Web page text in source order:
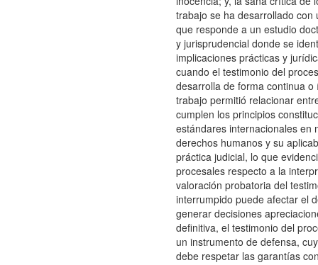
trabajo se ha desarrollado con
que responde a un estudio
y jurisprudencial donde se
implicaciones prácticas y
cuando el testimonio del
desarrolla de forma continua o
trabajo permitió relacionar
cumplen los principios
estándares internacionales en
derechos humanos y su
práctica judicial, lo que
procesales respecto a la
valoración probatoria del
interrumpido puede afectar el
generar decisiones
definitiva, el testimonio del
un instrumento de defensa,
debe respetar las garantías